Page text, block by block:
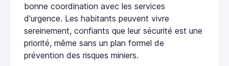
bonne coordination avec les services
d'urgence. Les habitants peuvent vivre
sereinement, confiants que leur sécurité est une
priorité, même sans un plan formel de
prévention des risques miniers.